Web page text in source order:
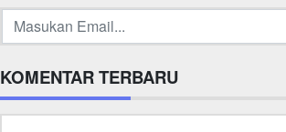
KOMENTAR TERBARU